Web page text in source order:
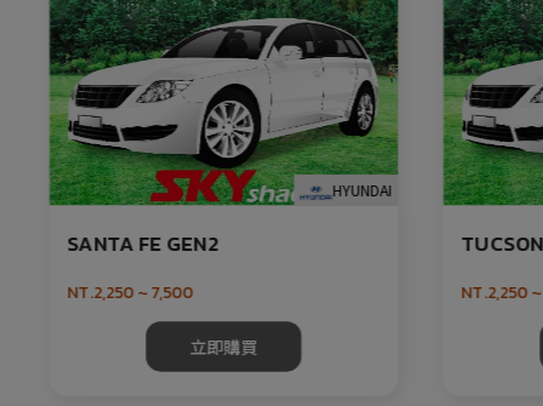
HYUNDAI
SANTA FE GEN2
NT.2,250 ~ 7,500
立即購買
NT.2,250